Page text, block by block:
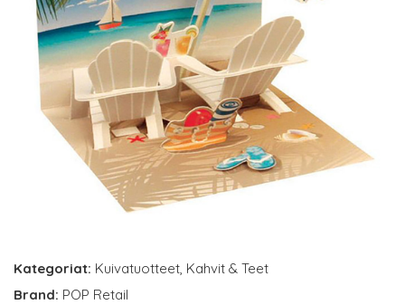
Kategoriat: Kuivatuotteet, Kahvit & Teet
Brand: POP Retail